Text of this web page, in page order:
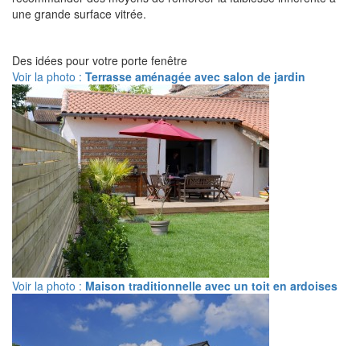
une grande surface vitrée.
Des idées pour votre porte fenêtre
Voir la photo : Terrasse aménagée avec salon de jardin
Voir la photo : Maison traditionnelle avec un toit en ardoises